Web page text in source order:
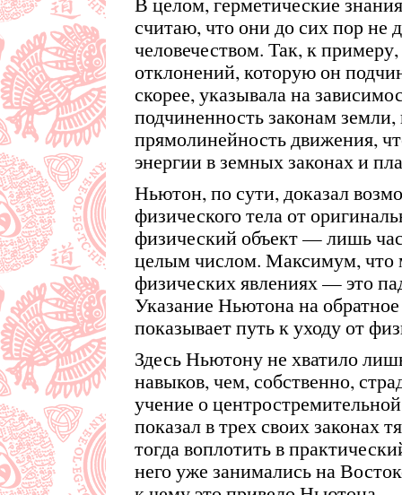
считаю, что они до сих пор не
человечеством. Так, к
отклонений, которую он
скорее, указывала на
подчиненность законам
прямолинейность движения,
энергии в земных законах и
Ньютон, по сути, доказал
физического тела от
физический объект — лишь
целым числом. Максимум, что
физических явлениях — это
Указание Ньютона на
показывает путь к уходу от
Здесь Ньютону не хватило
навыков, чем, собственно,
учение о
показал в трех своих законах
тогда воплотить в
него уже занимались на